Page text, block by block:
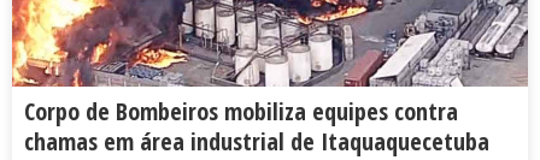
Corpo de Bombeiros mobiliza equipes contra
chamas em área industrial de Itaquaquecetuba